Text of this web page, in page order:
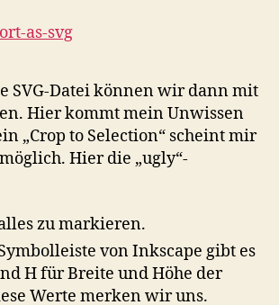
SVG-Datei können wir dann mit
Hier kommt mein Unwissen
„Crop to Selection“ scheint mir
Hier die „ugly“-
zu markieren.
von Inkscape gibt es
H für Breite und Höhe der
Werte merken wir uns.